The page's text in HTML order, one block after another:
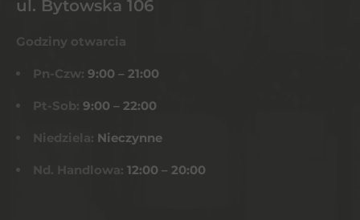
ul. Bytowska 106
Godziny otwarcia
Pn-Czw: 9:00 – 21:00
Pt-Sob: 9:00 – 22:00
Niedziela: Nieczynne
Nd. Handlowa: 12:00 – 20:00